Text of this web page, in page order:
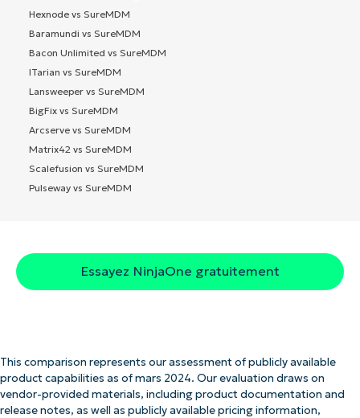
Hexnode vs SureMDM
Baramundi vs SureMDM
Bacon Unlimited vs SureMDM
ITarian vs SureMDM
Lansweeper vs SureMDM
BigFix vs SureMDM
Arcserve vs SureMDM
Matrix42 vs SureMDM
Scalefusion vs SureMDM
Pulseway vs SureMDM
Essayez NinjaOne gratuitement
This comparison represents our assessment of publicly available
product capabilities as of mars 2024. Our evaluation draws on
vendor-provided materials, including product documentation and
release notes, as well as publicly available pricing information,